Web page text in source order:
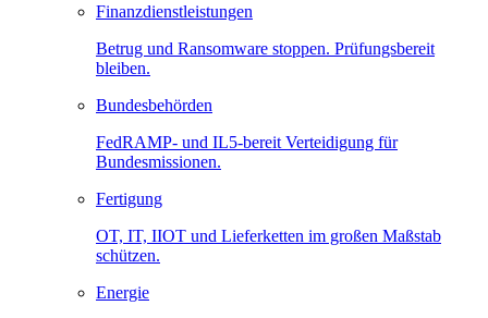
Finanzdienstleistungen
Betrug und Ransomware stoppen. Prüfungsbereit
bleiben.
Bundesbehörden
FedRAMP- und IL5-bereit Verteidigung für
Bundesmissionen.
Fertigung
OT, IT, IIOT und Lieferketten im großen Maßstab
schützen.
Energie